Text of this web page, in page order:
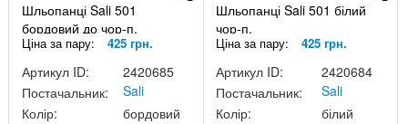
Шльопанці Sali 501
бордовий до чор-п.
Ціна за пару: 425 грн.
Артикул ID:
2420685
Постачальник:
Sali
Колір:
бордовий
Шльопанці Sali 501 білий
чор-п.
Ціна за пару: 425 грн.
Артикул ID:
2420684
Постачальник:
Sali
Колір:
білий